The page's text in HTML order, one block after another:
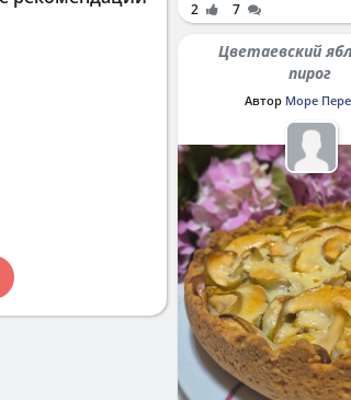
2 7
Цветаевский яблочный
пирог
Автор Море